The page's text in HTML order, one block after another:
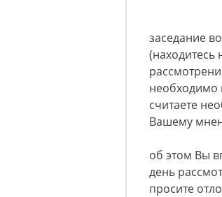
заседание
(находитесь
необходимо
считаете
Вашему
об этом Вы
день
просите